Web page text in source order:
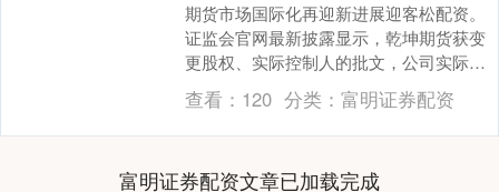
期货市场国际化再迎新进展迎客松配资。
证监会官网最新披露显示，乾坤期货获变
更股权、实际控制人的批文，公司实际控
制人变更为高盛集团。而外商独资期货公
司摩根士丹利期....
查看： 120 分类： 富明证券配资
富明证券配资文章已加载完成